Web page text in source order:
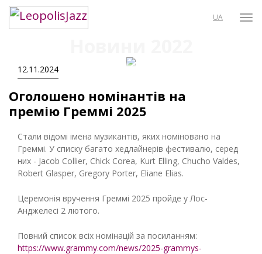
UA
12.11.2024
Оголошено номінантів на
премію Греммі 2025
Стали відомі імена музикантів, яких номіновано на
Греммі. У списку багато хедлайнерів фестивалю, серед
них - Jacob Collier, Chick Corea, Kurt Elling, Chucho Valdes,
Robert Glasper, Gregory Porter, Eliane Elias.
Церемонія вручення Греммі 2025 пройде у Лос-
Анджелесі 2 лютого.
Повний список всіх номінацій за посиланням:
https://www.grammy.com/news/2025-grammys-